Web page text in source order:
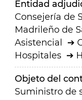
Entidad
Consejería de
Madrileño de
Asistencial
Hospitales
Objeto del
Suministro de